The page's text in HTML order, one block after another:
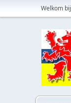
Welkom bij